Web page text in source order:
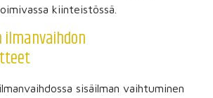
kiinteistössä.
ilmanvaihdon
sisäilman vaihtuminen